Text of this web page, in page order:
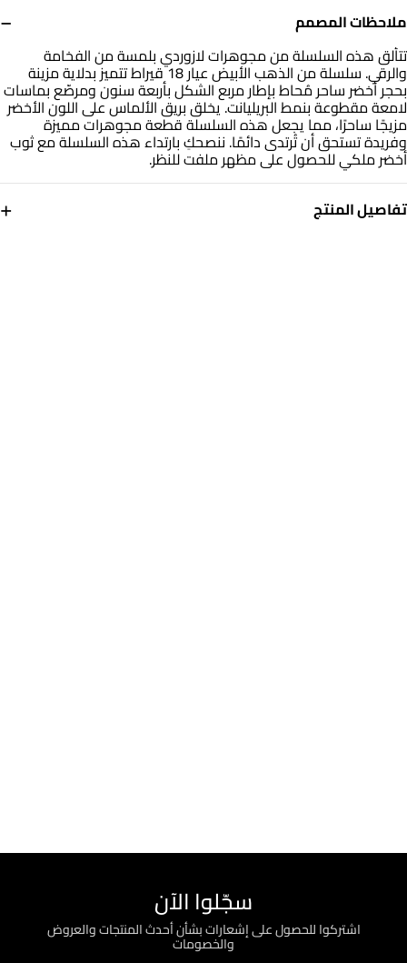
ملاحظات المصمم −
تتألق هذه السلسلة من مجوهرات لازوردي بلمسة من الفخامة
والرقي. سلسلة من الذهب الأبيض عيار 18 قيراط تتميز بدلاية مزينة
بحجر أخضر ساحر مُحاط بإطار مربع الشكل بأربعة سنون ومرصّع بماسات
لامعة مقطوعة بنمط البريليانت. يخلق بريق الألماس على اللون الأخضر
مزيجًا ساحرًا، مما يجعل هذه السلسلة قطعة مجوهرات مميزة
وفريدة تستحق أن تُرتدى دائمًا. ننصحكِ بارتداء هذه السلسلة مع ثوب
أخضر ملكي للحصول على مظهر ملفت للنظر.
تفاصيل المنتج
+
سجّلوا الآن
اشتركوا للحصول على إشعارات بشأن أحدث المنتجات والعروض
والخصومات